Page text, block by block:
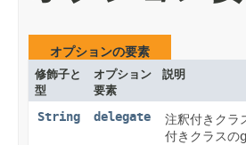
オプションの要素
修飾子と
型
オプション
要素
説明
String delegate
注釈付きクラ
付きクラスの